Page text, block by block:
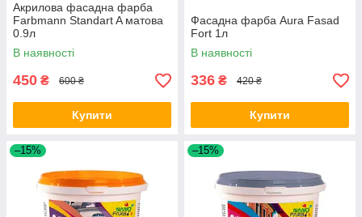
Акрилова фасадна фарба
Farbmann Standart A матова
0.9л
В наявності
450 ₴ 600 ₴
Купити
Фасадна фарба Aura Fasad
Fort 1л
В наявності
336 ₴ 420 ₴
Купити
–15% –15%